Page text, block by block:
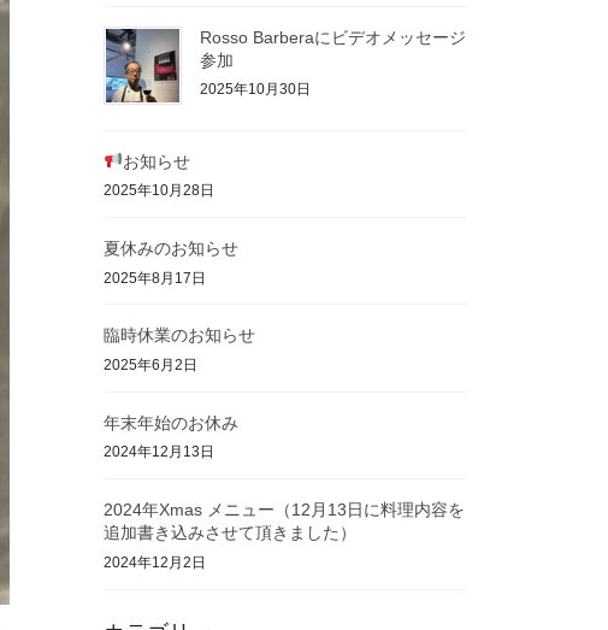
Rosso Barberaにビデオメッセージ
参加
2025年10月30日
お知らせ
2025年10月28日
夏休みのお知らせ
2025年8月17日
臨時休業のお知らせ
2025年6月2日
年末年始のお休み
2024年12月13日
2024年Xmas メニュー（12月13日に料理内容を
追加書き込みさせて頂きました）
2024年12月2日